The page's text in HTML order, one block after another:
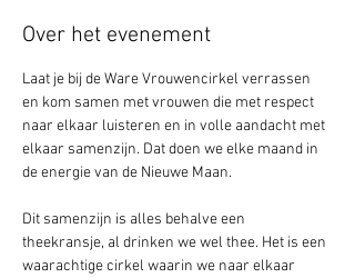
Over het evenement
Laat je bij de Ware Vrouwencirkel verrassen
en kom samen met vrouwen die met respect
naar elkaar luisteren en in volle aandacht met
elkaar samenzijn. Dat doen we elke maand in
de energie van de Nieuwe Maan.
Dit samenzijn is alles behalve een
theekransje, al drinken we wel thee. Het is een
waarachtige cirkel waarin we naar elkaar